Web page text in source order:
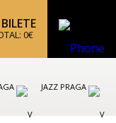
BILETE
0€
JAZZ PRAGA